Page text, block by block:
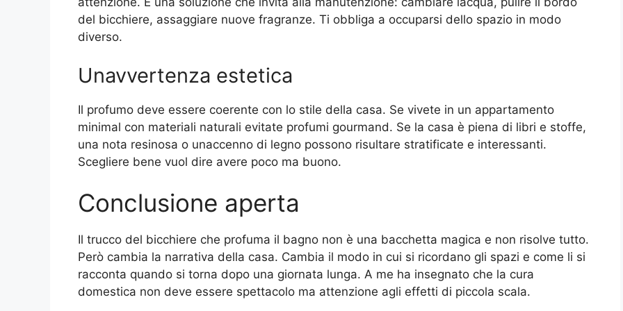
del bicchiere, assaggiare nuove fragranze. Ti obbliga a occuparsi dello spazio in modo
diverso.
Unavvertenza estetica
Il profumo deve essere coerente con lo stile della casa. Se vivete in un appartamento
minimal con materiali naturali evitate profumi gourmand. Se la casa è piena di libri e stoffe,
una nota resinosa o unaccenno di legno possono risultare stratificate e interessanti.
Scegliere bene vuol dire avere poco ma buono.
Conclusione aperta
Il trucco del bicchiere che profuma il bagno non è una bacchetta magica e non risolve tutto.
Però cambia la narrativa della casa. Cambia il modo in cui si ricordano gli spazi e come li si
racconta quando si torna dopo una giornata lunga. A me ha insegnato che la cura
domestica non deve essere spettacolo ma attenzione agli effetti di piccola scala.